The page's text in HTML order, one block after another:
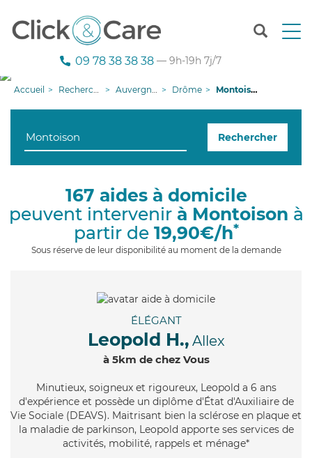
T
n
g
09 78 38 38 38 — 9h-19h 7j/7
Accueil Recherche aide à domicile Auvergne-Rhône-Alpes Drôme Montoison
Rechercher
167 aides à domicile
peuvent intervenir à Montoison à
partir de 19,90€/h*
Sous réserve de leur disponibilité au moment de la demande
ÉLÉGANT
Leopold H., Allex
à 5km de chez Vous
Minutieux, soigneux et rigoureux, Leopold a 6 ans
d'expérience et possède un diplôme d'État d'Auxiliaire de
Vie Sociale (DEAVS). Maitrisant bien la sclérose en plaque et
la maladie de parkinson, Leopold apporte ses services de
activités, mobilité, rappels et ménage*